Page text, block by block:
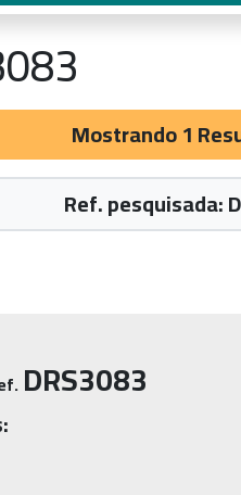
Mostrando 1
Ref. pesquisada:
DRS3083